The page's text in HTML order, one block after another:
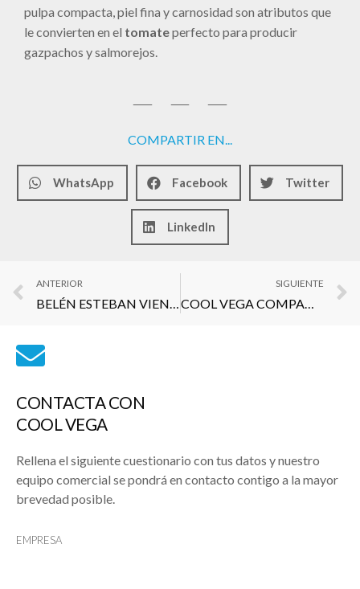
pulpa compacta, piel fina y carnosidad son atributos que
le convierten en el tomateperfecto para producir
gazpachos y salmorejos.
COMPARTIR EN...
WhatsApp Facebook Twitter
LinkedIn
ANTERIOR
BELÉN ESTEBAN VIENE A COOL VEGA COMPANY
SIGUIENTE
COOL VEGA COMPANY VUELVE A CRECER A UN RITMO IMBATIBLE
CONTACTA CON
COOL VEGA
Rellena el siguiente cuestionario con tus datos y nuestro
equipo comercial se pondrá en contacto contigo a la mayor
brevedad posible.
EMPRESA